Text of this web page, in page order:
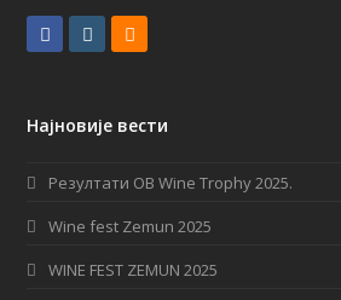
e
b
t
a
g
Најновије вести
Резултати OB Wine Trophy 2025.
Wine fest Zemun 2025
WINE FEST ZEMUN 2025